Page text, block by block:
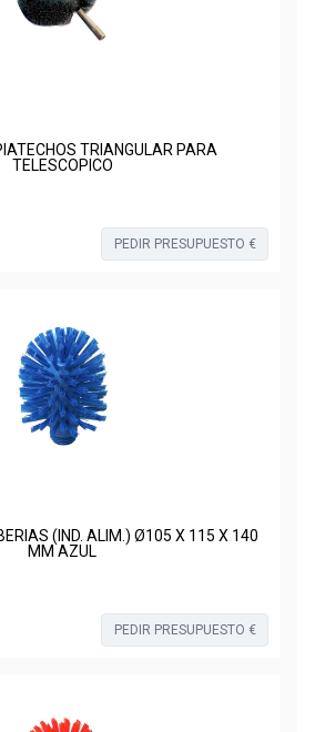
TRIANGULAR PARA
TELESCOPICO
PEDIR PRESUPUESTO €
(IND. ALIM.) Ø105 X 115 X 140
MM AZUL
PEDIR PRESUPUESTO €